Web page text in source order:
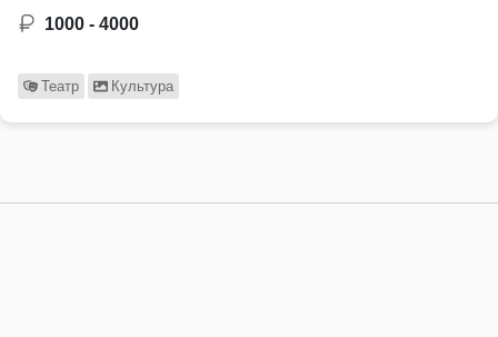
1000 - 4000
Театр Культура